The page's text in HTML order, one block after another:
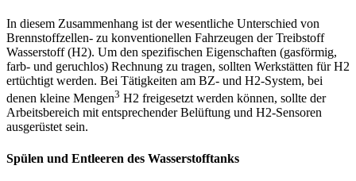
In diesem Zusammenhang ist der wesentliche Unterschied von
Brennstoffzellen- zu konventionellen Fahrzeugen der Treibstoff
Wasserstoff (H2). Um den spezifischen Eigenschaften (gasförmig,
farb- und geruchlos) Rechnung zu tragen, sollten Werkstätten für H2
ertüchtigt werden. Bei Tätigkeiten am BZ- und H2-System, bei
denen kleine Mengen3 H2 freigesetzt werden können, sollte der
Arbeitsbereich mit entsprechender Belüftung und H2-Sensoren
ausgerüstet sein.
Spülen und Entleeren des Wasserstofftanks